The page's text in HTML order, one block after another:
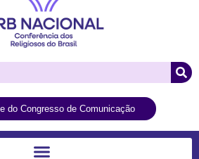
do Congresso de Comunicação